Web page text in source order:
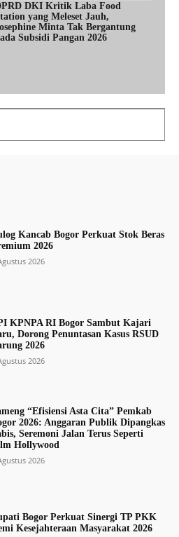
DKI Kritik Laba Food
yang Meleset Jauh,
Minta Tak Bergantung
Subsidi Pangan 2026
Kancab Bogor Perkuat Stok Beras
2026
2026
KPNPA RI Bogor Sambut Kajari
Dorong Penuntasan Kasus RSUD
2026
2026
“Efisiensi Asta Cita” Pemkab
2026: Anggaran Publik Dipangkas
Seremoni Jalan Terus Seperti
Hollywood
2026
Bogor Perkuat Sinergi TP PKK
Kesejahteraan Masyarakat 2026